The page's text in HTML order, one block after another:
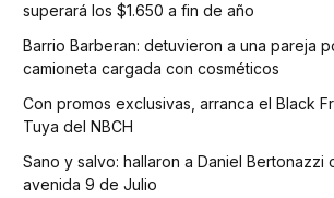
superará los $1.650 a fin de año
Barrio Barberan: detuvieron a una pareja
camioneta cargada con cosméticos
Con promos exclusivas, arranca el Black
Tuya del NBCH
Sano y salvo: hallaron a Daniel Bertonazzi
avenida 9 de Julio